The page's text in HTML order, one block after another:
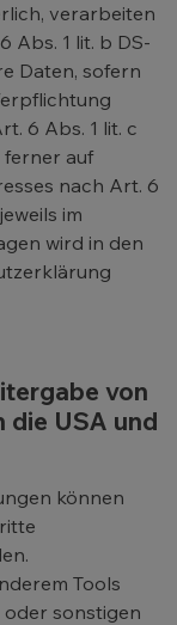
verarbeiten
Abs. 1 lit. b DS-
Daten, sofern
6 Abs. 1 lit. c
ferner auf
nach Art. 6
im
wird in den
von
die USA und
können
Tools
sonstigen